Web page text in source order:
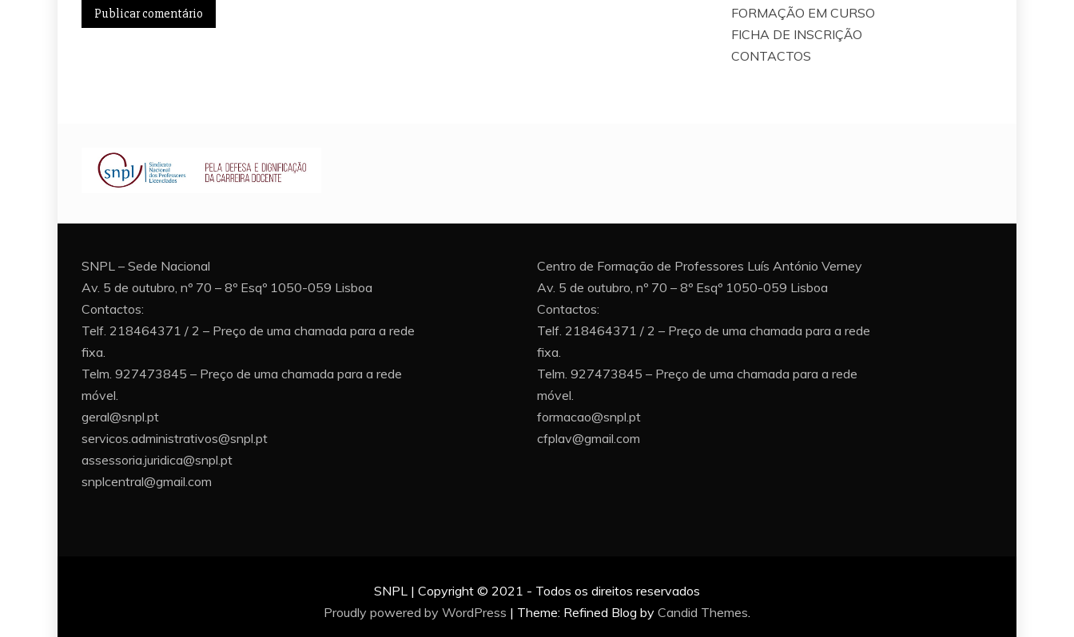
FORMAÇÃO EM CURSO
FICHA DE INSCRIÇÃO
CONTACTOS
SNPL – Sede Nacional
Av. 5 de outubro, nº 70 – 8º Esqº 1050-059 Lisboa
Contactos:
Telf. 218464371 / 2 – Preço de uma chamada para a rede
fixa.
Telm. 927473845 – Preço de uma chamada para a rede
móvel.
geral@snpl.pt
servicos.administrativos@snpl.pt
assessoria.juridica@snpl.pt
snplcentral@gmail.com
Centro de Formação de Professores Luís António Verney
Av. 5 de outubro, nº 70 – 8º Esqº 1050-059 Lisboa
Contactos:
Telf. 218464371 / 2 – Preço de uma chamada para a rede
fixa.
Telm. 927473845 – Preço de uma chamada para a rede
móvel.
formacao@snpl.pt
cfplav@gmail.com
SNPL | Copyright © 2021 - Todos os direitos reservados
Proudly powered by WordPress | Theme: Refined Blog by Candid Themes.